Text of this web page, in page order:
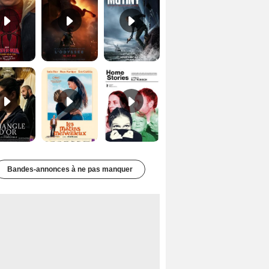
Les Matins merveilleux Bande-annonce VF Home stories Bande-annonce VO STFR
Bandes-annonces à ne pas manquer